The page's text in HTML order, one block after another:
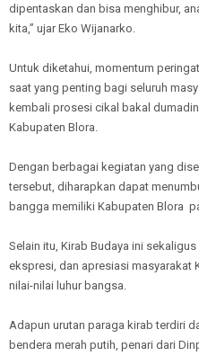
dipentaskan dan bisa menghibur,
kita,” ujar Eko Wijanarko.
Untuk diketahui, momentum
saat yang penting bagi seluruh
kembali prosesi cikal bakal
Kabupaten Blora.
Dengan berbagai kegiatan yang
tersebut, diharapkan dapat
bangga memiliki Kabupaten Blora
Selain itu, Kirab Budaya ini
ekspresi, dan apresiasi masyarakat
nilai-nilai luhur bangsa.
Adapun urutan paraga kirab terdiri
bendera merah putih, penari dari